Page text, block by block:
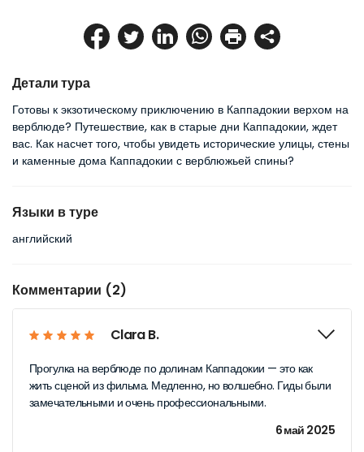
Детали тура
Готовы к экзотическому приключению в Каппадокии верхом на
верблюде? Путешествие, как в старые дни Каппадокии, ждет
вас. Как насчет того, чтобы увидеть исторические улицы, стены
и каменные дома Каппадокии с верблюжьей спины?
Языки в туре
английский
Комментарии (2)
Clara B.
Прогулка на верблюде по долинам Каппадокии — это как
жить сценой из фильма. Медленно, но волшебно. Гиды были
замечательными и очень профессиональными.
6 май 2025